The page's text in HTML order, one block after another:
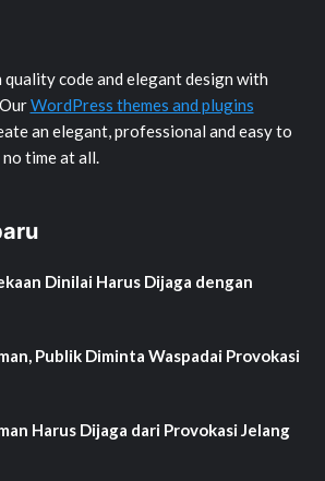
quality code and elegant design with
WordPress themes and plugins
an elegant, professional and easy to
time at all.
Dinilai Harus Dijaga dengan
Publik Diminta Waspadai Provokasi
Harus Dijaga dari Provokasi Jelang